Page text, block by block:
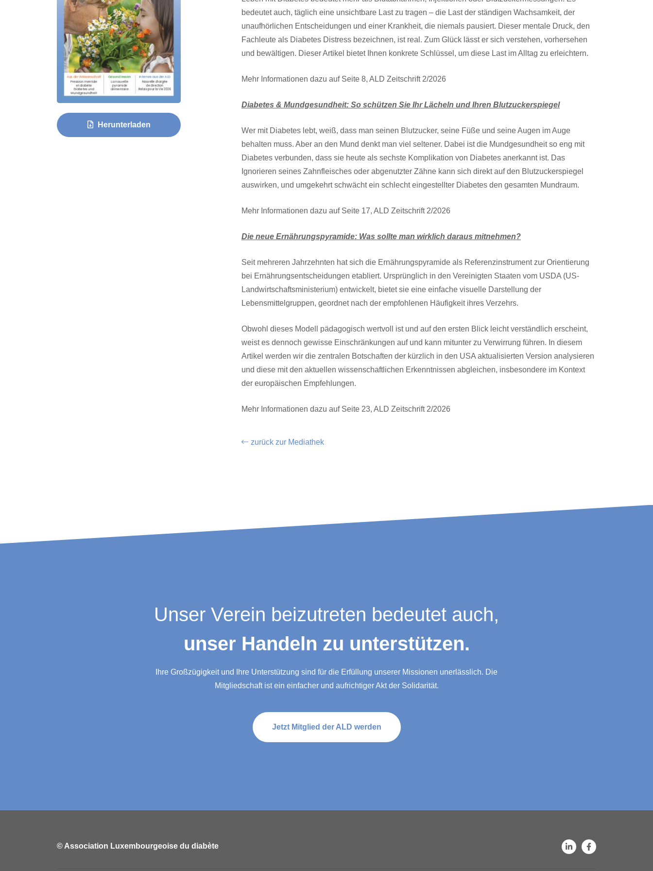
Herunterladen
bedeutet auch, täglich eine unsichtbare Last zu tragen – die Last der ständigen Wachsamkeit, der
unaufhörlichen Entscheidungen und einer Krankheit, die niemals pausiert. Dieser mentale Druck, den
Fachleute als Diabetes Distress bezeichnen, ist real. Zum Glück lässt er sich verstehen, vorhersehen
und bewältigen. Dieser Artikel bietet Ihnen konkrete Schlüssel, um diese Last im Alltag zu erleichtern.
Mehr Informationen dazu auf Seite 8, ALD Zeitschrift 2/2026
Diabetes & Mundgesundheit: So schützen Sie Ihr Lächeln und Ihren Blutzuckerspiegel
Wer mit Diabetes lebt, weiß, dass man seinen Blutzucker, seine Füße und seine Augen im Auge
behalten muss. Aber an den Mund denkt man viel seltener. Dabei ist die Mundgesundheit so eng mit
Diabetes verbunden, dass sie heute als sechste Komplikation von Diabetes anerkannt ist. Das
Ignorieren seines Zahnfleisches oder abgenutzter Zähne kann sich direkt auf den Blutzuckerspiegel
auswirken, und umgekehrt schwächt ein schlecht eingestellter Diabetes den gesamten Mundraum.
Mehr Informationen dazu auf Seite 17, ALD Zeitschrift 2/2026
Die neue Ernährungspyramide: Was sollte man wirklich daraus mitnehmen?
Seit mehreren Jahrzehnten hat sich die Ernährungspyramide als Referenzinstrument zur Orientierung
bei Ernährungsentscheidungen etabliert. Ursprünglich in den Vereinigten Staaten vom USDA (US-
Landwirtschaftsministerium) entwickelt, bietet sie eine einfache visuelle Darstellung der
Lebensmittelgruppen, geordnet nach der empfohlenen Häufigkeit ihres Verzehrs.
Obwohl dieses Modell pädagogisch wertvoll ist und auf den ersten Blick leicht verständlich erscheint,
weist es dennoch gewisse Einschränkungen auf und kann mitunter zu Verwirrung führen. In diesem
Artikel werden wir die zentralen Botschaften der kürzlich in den USA aktualisierten Version analysieren
und diese mit den aktuellen wissenschaftlichen Erkenntnissen abgleichen, insbesondere im Kontext
der europäischen Empfehlungen.
Mehr Informationen dazu auf Seite 23, ALD Zeitschrift 2/2026
zurück zur Mediathek
Unser Verein beizutreten bedeutet auch,
unser Handeln zu unterstützen.
Ihre Großzügigkeit und Ihre Unterstützung sind für die Erfüllung unserer Missionen unerlässlich. Die
Mitgliedschaft ist ein einfacher und aufrichtiger Akt der Solidarität.
Jetzt Mitglied der ALD werden
© Association Luxembourgeoise du diabète